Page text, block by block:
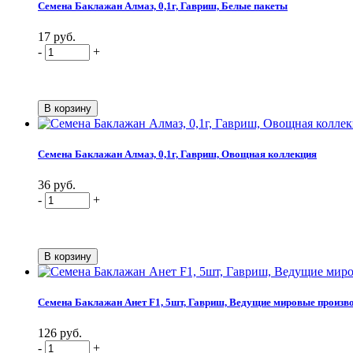
Семена Баклажан Алмаз, 0,1г, Гавриш, Белые пакеты
17 руб.
-
+
Семена Баклажан Алмаз, 0,1г, Гавриш, Овощная коллекция
36 руб.
-
+
Семена Баклажан Анет F1, 5шт, Гавриш, Ведущие мировые
126 руб.
-
+